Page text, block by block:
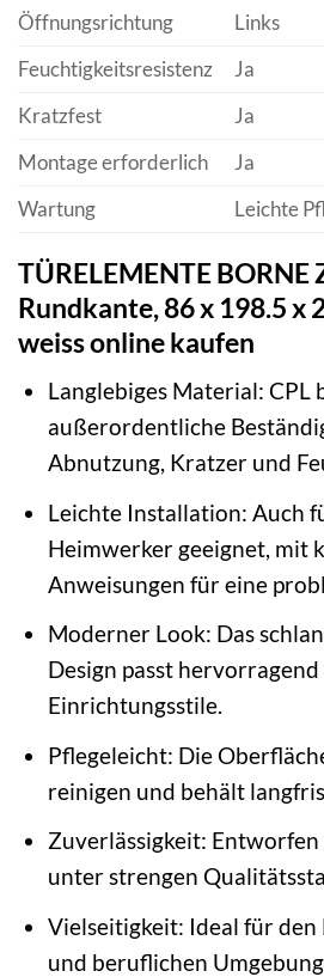
Öffnungsrichtung
Links
Feuchtigkeitsresistenz
Ja
Kratzfest
Ja
Montage erforderlich
Ja
Wartung
Leichte
TÜRELEMENTE BORNE
Rundkante, 86 x 198.5 x
weiss online kaufen
Langlebiges Material: CPL
außerordentliche
Abnutzung, Kratzer und
Leichte Installation: Auch
Heimwerker geeignet, mit
Anweisungen für eine
Moderner Look: Das
Design passt
Einrichtungsstile.
Pflegeleicht: Die
reinigen und behält
Zuverlässigkeit:
unter strengen
Vielseitigkeit: Ideal für den
und beruflichen